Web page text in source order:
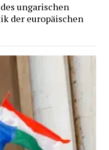
ungarischen
der europäischen